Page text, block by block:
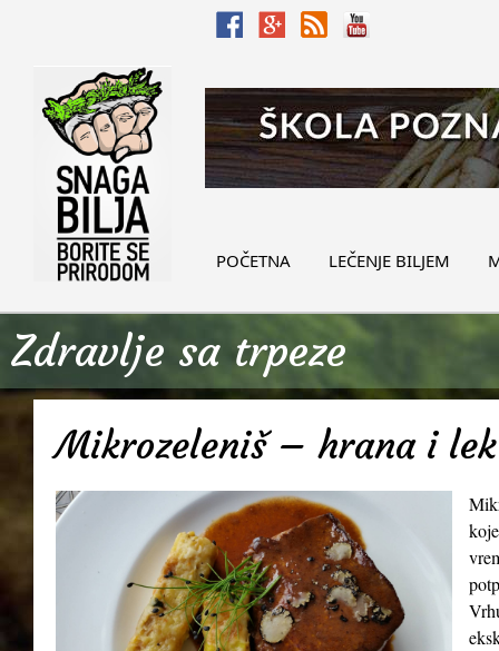
POČETNA LEČENJE BILJEM
Zdravlje sa trpeze
Mikrozeleniš – hrana i lek